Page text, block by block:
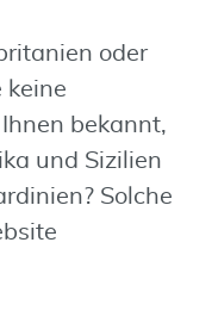
oder
keine
bekannt,
und Sizilien
Solche